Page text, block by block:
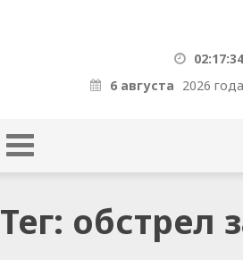
02:17:34
6 августа 2026 года
Тег: обстрел